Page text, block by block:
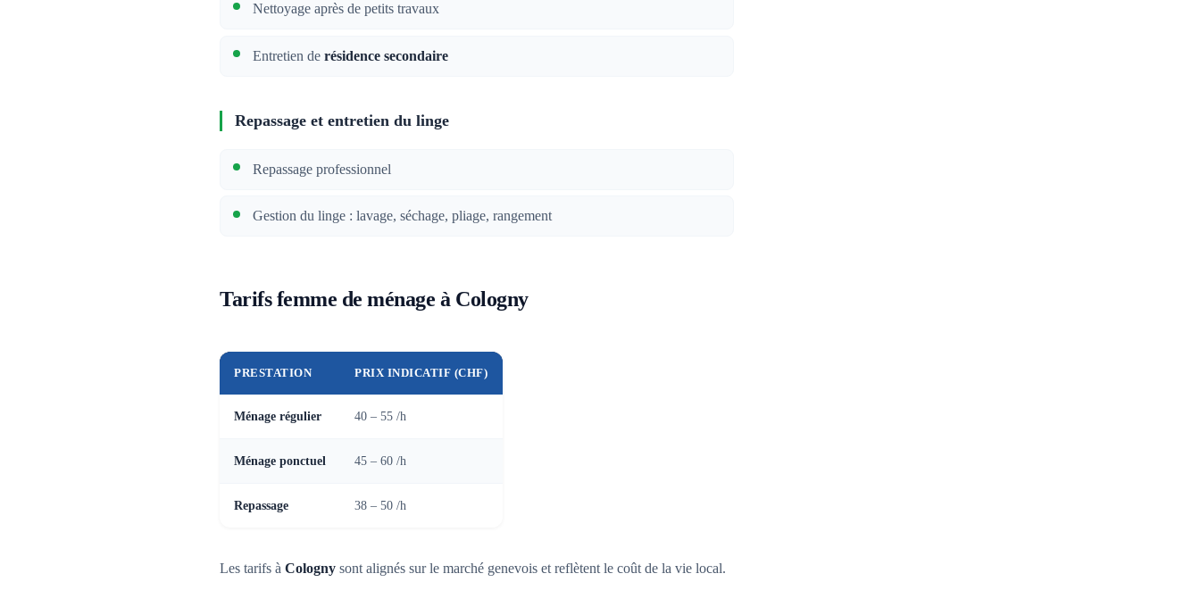
Nettoyage après de petits travaux
Entretien de résidence secondaire
Repassage et entretien du linge
Repassage professionnel
Gestion du linge : lavage, séchage, pliage, rangement
Tarifs femme de ménage à Cologny
PRESTATION PRIX INDICATIF (CHF)
Ménage régulier 40 – 55 /h
Ménage ponctuel 45 – 60 /h
Repassage 38 – 50 /h
Les tarifs à Cologny sont alignés sur le marché genevois et reflètent le coût de la vie local.